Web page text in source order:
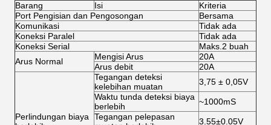
Barang Isi
Kriteria
Port Pengisian dan Pengosongan
Bersama
Komunikasi
Tidak ada
Koneksi Paralel
Tidak ada
Koneksi Serial
Maks.2 buah
Arus Normal
Mengisi Arus
20A
Arus debit
20A
Perlindungan biaya
Tegangan deteksi
kelebihan muatan
3,75 ± 0,05V
Waktu tunda deteksi biaya
berlebih
~1000mS
Tegangan pelepasan
3.55±0.05V